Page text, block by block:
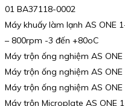
01 BA37118-0002
Máy khuấy làm lạnh AS ONE
– 800rpm -3 đến +80oC
Máy trộn ống nghiệm AS
Máy trộn ống nghiệm AS
Máy trộn ống nghiệm AS
Máy trộn Microplate AS ONE